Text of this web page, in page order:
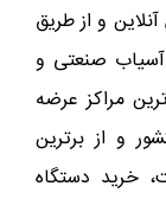
و از طریق
صنعتی و
مراکز عرضه
و از برترین
خرید دستگاه